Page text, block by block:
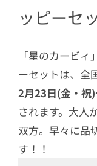
ッピーセ
「星のカービ
ーセットは、全
2月23日(金・祝
されます。大人
双方。早々に品
す！！